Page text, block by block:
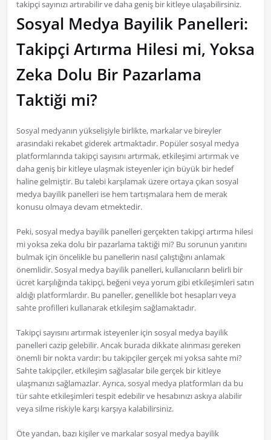
takipçi sayınızı artırabilir ve daha geniş bir kitleye ulaşabilirsiniz.
Sosyal Medya Bayilik Panelleri:
Takipçi Artırma Hilesi mi, Yoksa
Zeka Dolu Bir Pazarlama
Taktiği mi?
Sosyal medyanın yükselişiyle birlikte, markalar ve bireyler
arasındaki rekabet giderek artmaktadır. Popüler sosyal medya
platformlarında takipçi sayısını artırmak, etkileşimi artırmak ve
daha geniş bir kitleye ulaşmak isteyenler için büyük bir hedef
haline gelmiştir. Bu talebi karşılamak üzere ortaya çıkan sosyal
medya bayilik panelleri ise hem tartışmalara hem de merak
konusu olmaya devam etmektedir.
Peki, sosyal medya bayilik panelleri gerçekten takipçi artırma hilesi
mi yoksa zeka dolu bir pazarlama taktiği mi? Bu sorunun yanıtını
bulmak için öncelikle bu panellerin nasıl çalıştığını anlamak
önemlidir. Sosyal medya bayilik panelleri, kullanıcıların belirli bir
ücret karşılığında takipçi, beğeni veya yorum gibi etkileşimleri satın
aldığı platformlardır. Bu paneller, genellikle bot hesapları veya
sahte profilleri kullanarak etkileşim sağlamaktadır.
Takipçi sayısını artırmak isteyenler için sosyal medya bayilik
panelleri cazip gelebilir. Ancak burada dikkate alınması gereken
önemli bir nokta vardır: bu takipçiler gerçek mi yoksa sahte mi?
Sahte takipçiler, etkileşim sağlasalar bile gerçek bir kitleye
ulaşmanızı sağlamazlar. Ayrıca, sosyal medya platformları da bu
tür sahte etkileşimleri tespit edebilir ve hesabınızı askıya alabilir
veya silme riskiyle karşı karşıya kalabilirsiniz.
Öte yandan, bazı kişiler ve markalar sosyal medya bayilik